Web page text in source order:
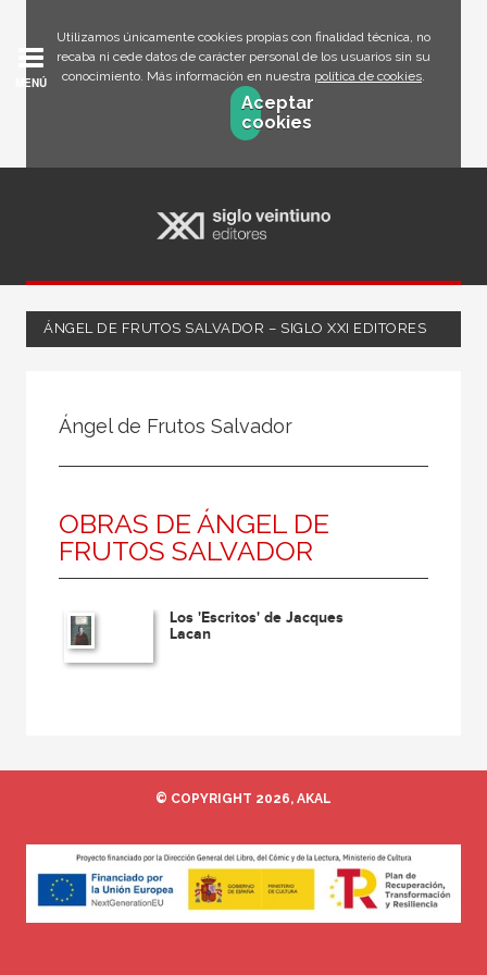
Utilizamos únicamente cookies propias con finalidad técnica, no
recaba ni cede datos de carácter personal de los usuarios sin su
conocimiento. Más información en nuestra política de cookies.
Aceptar
cookies
MENÚ
ÁNGEL DE FRUTOS SALVADOR – SIGLO XXI EDITORES
Ángel de Frutos Salvador
OBRAS DE ÁNGEL DE
FRUTOS SALVADOR
Los 'Escritos' de Jacques
Lacan
© COPYRIGHT 2026, AKAL